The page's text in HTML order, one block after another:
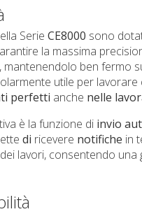
Serie CE8000 sono
la massima
mantenendolo ben fermo
utile per lavorare
perfetti anche nelle
è la funzione di invio
di ricevere notifiche in
lavori, consentendo una